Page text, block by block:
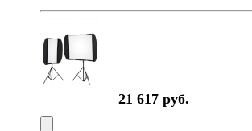
21 617 руб.